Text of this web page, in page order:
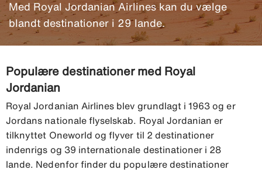
Med Royal Jordanian Airlines kan du vælge
blandt destinationer i 29 lande.
Populære destinationer med Royal
Jordanian
Royal Jordanian Airlines blev grundlagt i 1963 og er
Jordans nationale flyselskab. Royal Jordanian er
tilknyttet Oneworld og flyver til 2 destinationer
indenrigs og 39 internationale destinationer i 28
lande. Nedenfor finder du populære destinationer